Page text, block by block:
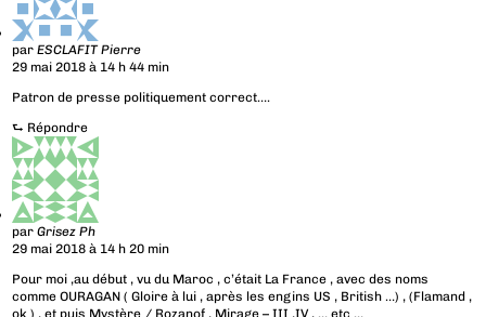
parESCLAFIT Pierre
29 mai 2018 à 14 h 44 min
Patron de presse politiquement correct….
⮑ Répondre
parGrisez Ph
29 mai 2018 à 14 h 20 min
Pour moi ,au début , vu du Maroc , c’était La France , avec des noms
comme OURAGAN ( Gloire à lui , après les engins US , British …) , (Flamand ,
ok ) , et puis Mystère / Rozanof , Mirage – III ,IV , … etc …